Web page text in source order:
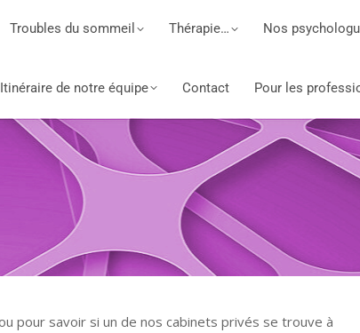
Troubles du sommeil Thérapie… Nos
Itinéraire de notre équipe Contact Pour les
pour savoir si un de nos cabinets privés se trouve à